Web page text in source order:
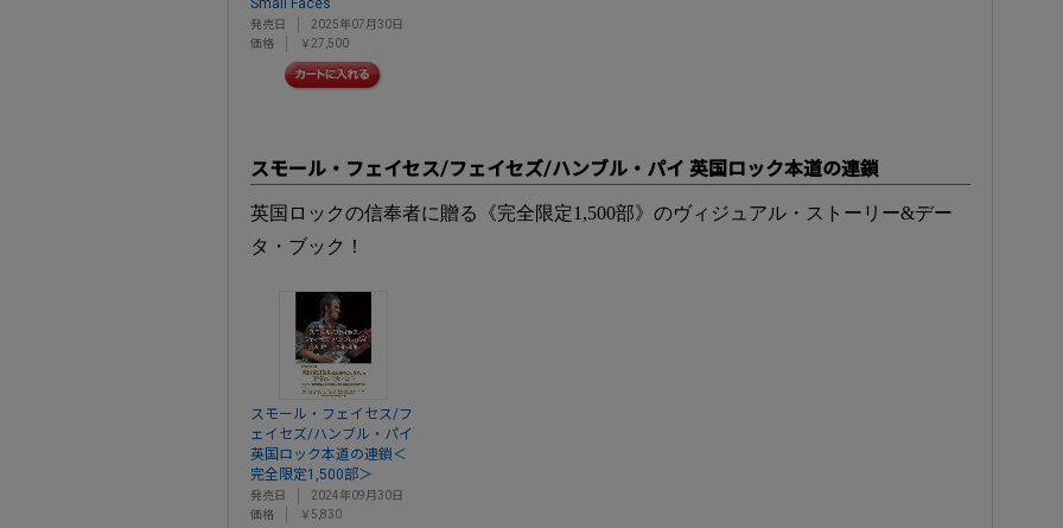
発売日
2025年07月30日
価格
￥27,500
スモール・フェイセス/フェイセズ/ハンブル・パイ 英国ロック本道の連鎖
英国ロックの信奉者に贈る《完全限定1,500部》のヴィジュアル・ストーリー&デー
タ・ブック！
スモール・フェイセス/フ
ェイセズ/ハンブル・パイ
英国ロック本道の連鎖＜
完全限定1,500部＞
発売日
2024年09月30日
価格
￥5,830